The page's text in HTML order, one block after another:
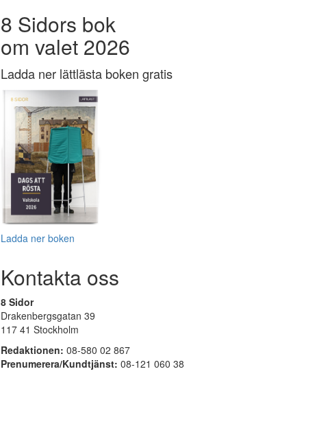
8 Sidors bok
om valet 2026
Ladda ner lättlästa boken gratis
Ladda ner boken
Kontakta oss
8 Sidor
Drakenbergsgatan 39
117 41 Stockholm
Redaktionen: 08-580 02 867
Prenumerera/Kundtjänst: 08-121 060 38